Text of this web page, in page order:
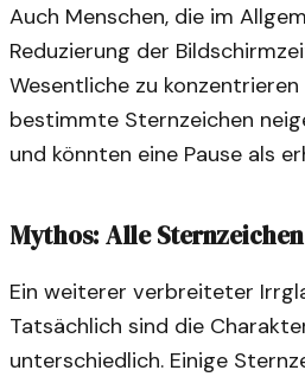
Auch Menschen, die im
Reduzierung der
Wesentliche zu
bestimmte Sternzeichen
und könnten eine Pause als
Mythos: Alle
Ein weiterer verbreiteter
Tatsächlich sind die
unterschiedlich. Einige